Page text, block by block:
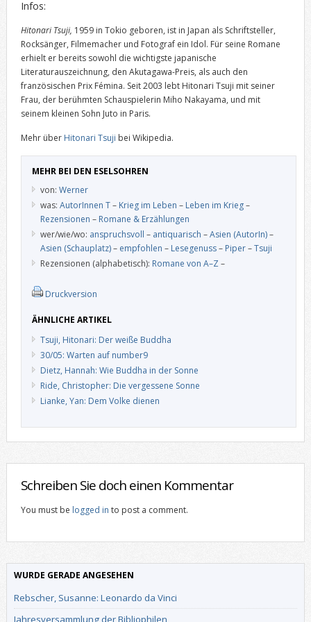
Infos:
Hitonari Tsuji, 1959 in Tokio geboren, ist in Japan als Schriftsteller,
Rocksänger, Filmemacher und Fotograf ein Idol. Für seine Romane
erhielt er bereits sowohl die wichtigste japanische
Literaturauszeichnung, den Akutagawa-Preis, als auch den
französischen Prix Fémina. Seit 2003 lebt Hitonari Tsuji mit seiner
Frau, der berühmten Schauspielerin Miho Nakayama, und mit
seinem kleinen Sohn Juto in Paris.
Mehr über Hitonari Tsuji bei Wikipedia.
MEHR BEI DEN ESELSOHREN
von: Werner
was: AutorInnen T– Krieg im Leben – Leben im Krieg–
Rezensionen – Romane & Erzählungen
wer/wie/wo: anspruchsvoll – antiquarisch –Asien (AutorIn)–
Asien (Schauplatz)– empfohlen – Lesegenuss– Piper–Tsuji
Rezensionen (alphabetisch): Romane von A–Z –
Druckversion
ÄHNLICHE ARTIKEL
Tsuji, Hitonari: Der weiße Buddha
30/05: Warten auf number9
Dietz, Hannah: Wie Buddha in der Sonne
Ride, Christopher: Die vergessene Sonne
Lianke, Yan: Dem Volke dienen
Schreiben Sie doch einen Kommentar
You must be logged in to post a comment.
WURDE GERADE ANGESEHEN
Rebscher, Susanne: Leonardo da Vinci
Jahresversammlung der Bibliophilen